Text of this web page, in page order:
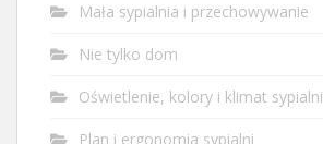
Mała sypialnia i przechowywanie
Nie tylko dom
Oświetlenie, kolory i klimat sypialni
Plan i ergonomia sypialni